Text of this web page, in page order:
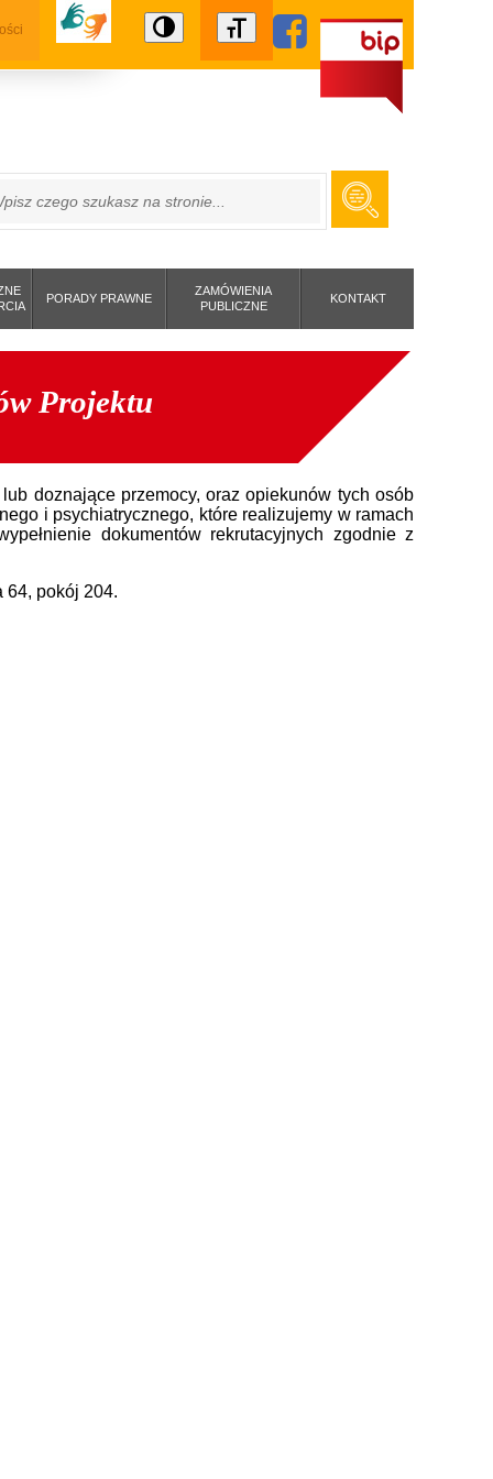
PORADY PRAWNE
ZAMÓWIENIA
PUBLICZNE
KONTAKT
Projektu
doznające przemocy, oraz opiekunów tych osób
i psychiatrycznego, które realizujemy w ramach
dokumentów rekrutacyjnych zgodnie z
64, pokój 204.